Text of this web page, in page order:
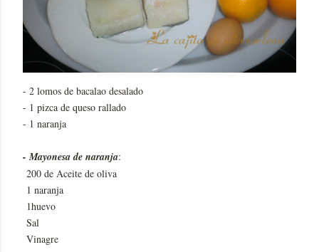
- 2 lomos de bacalao desalado
- 1 pizca de queso rallado
- 1 naranja
- Mayonesa de naranja:
200 de Aceite de oliva
1 naranja
1huevo
Sal
Vinagre